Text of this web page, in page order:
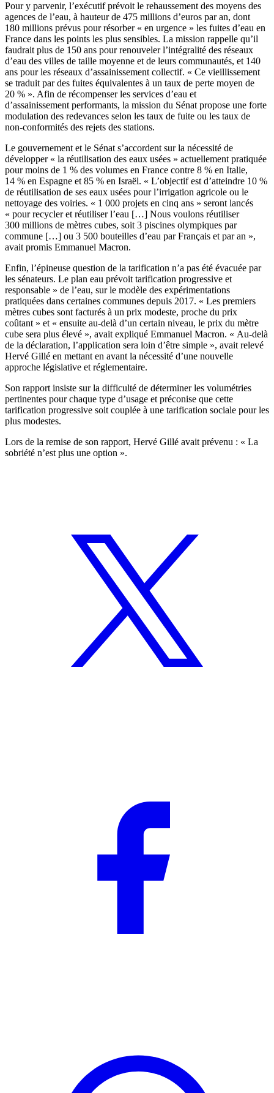
Pour y parvenir, l’exécutif prévoit le rehaussement des moyens des
agences de l’eau, à hauteur de 475 millions d’euros par an, dont
180 millions prévus pour résorber « en urgence » les fuites d’eau en
France dans les points les plus sensibles. La mission rappelle qu’il
faudrait plus de 150 ans pour renouveler l’intégralité des réseaux
d’eau des villes de taille moyenne et de leurs communautés, et 140
ans pour les réseaux d’assainissement collectif. « Ce vieillissement
se traduit par des fuites équivalentes à un taux de perte moyen de
20 % ». Afin de récompenser les services d’eau et
d’assainissement performants, la mission du Sénat propose une forte
modulation des redevances selon les taux de fuite ou les taux de
non-conformités des rejets des stations.
Le gouvernement et le Sénat s’accordent sur la nécessité de
développer « la réutilisation des eaux usées » actuellement pratiquée
pour moins de 1 % des volumes en France contre 8 % en Italie,
14 % en Espagne et 85 % en Israël. « L’objectif est d’atteindre 10 %
de réutilisation de ses eaux usées pour l’irrigation agricole ou le
nettoyage des voiries. « 1 000 projets en cinq ans » seront lancés
« pour recycler et réutiliser l’eau […] Nous voulons réutiliser
300 millions de mètres cubes, soit 3 piscines olympiques par
commune […] ou 3 500 bouteilles d’eau par Français et par an »,
avait promis Emmanuel Macron.
Enfin, l’épineuse question de la tarification n’a pas été évacuée par
les sénateurs. Le plan eau prévoit tarification progressive et
responsable » de l’eau, sur le modèle des expérimentations
pratiquées dans certaines communes depuis 2017. « Les premiers
mètres cubes sont facturés à un prix modeste, proche du prix
coûtant » et « ensuite au-delà d’un certain niveau, le prix du mètre
cube sera plus élevé », avait expliqué Emmanuel Macron. « Au-delà
de la déclaration, l’application sera loin d’être simple », avait relevé
Hervé Gillé en mettant en avant la nécessité d’une nouvelle
approche législative et réglementaire.
Son rapport insiste sur la difficulté de déterminer les volumétries
pertinentes pour chaque type d’usage et préconise que cette
tarification progressive soit couplée à une tarification sociale pour les
plus modestes.
Lors de la remise de son rapport, Hervé Gillé avait prévenu : « La
sobriété n’est plus une option ».